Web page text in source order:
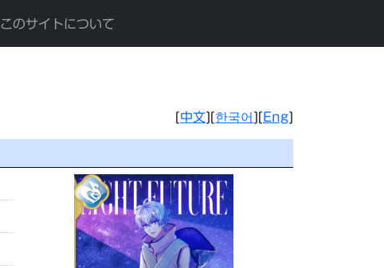
このサイトについて
[中文][한국어 ][Eng]